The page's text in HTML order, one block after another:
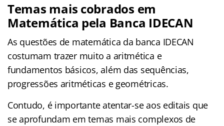
Temas mais cobrados em
Matemática pela Banca IDECAN
As questões de matemática da banca IDECAN
costumam trazer muito a aritmética e
fundamentos básicos, além das sequências,
progressões aritméticas e geométricas.
Contudo, é importante atentar-se aos editais que
se aprofundam em temas mais complexos de